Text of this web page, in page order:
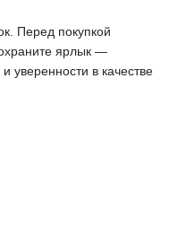
Перед покупкой
ярлык —
уверенности в качестве